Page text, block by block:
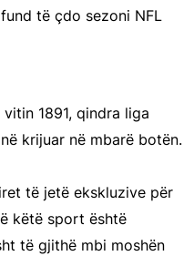
të çdo sezoni NFL
1891, qindra liga
krijuar në mbarë botën.
të jetë ekskluzive për
këtë sport është
të gjithë mbi moshën